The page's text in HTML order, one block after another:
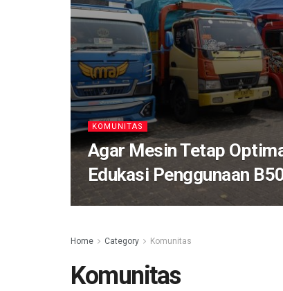
KOMUNITAS
Agar Mesin Tetap
Edukasi Penggunaan
Home Category Komunitas
Komunitas